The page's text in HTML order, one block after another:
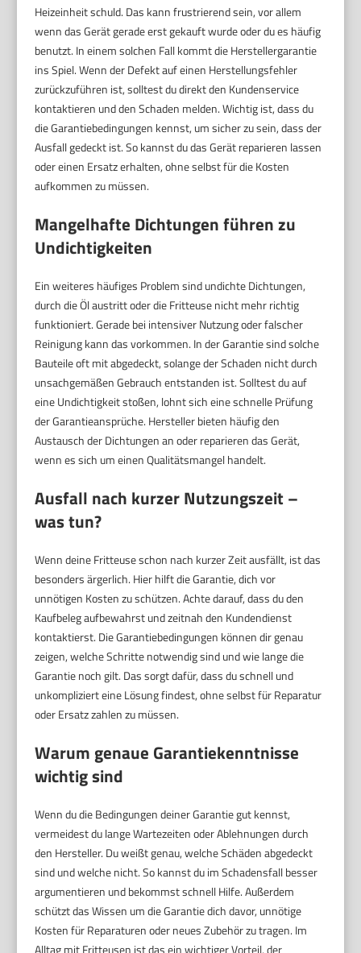
Heizeinheit schuld. Das kann frustrierend sein, vor allem
wenn das Gerät gerade erst gekauft wurde oder du es häufig
benutzt. In einem solchen Fall kommt die Herstellergarantie
ins Spiel. Wenn der Defekt auf einen Herstellungsfehler
zurückzuführen ist, solltest du direkt den Kundenservice
kontaktieren und den Schaden melden. Wichtig ist, dass du
die Garantiebedingungen kennst, um sicher zu sein, dass der
Ausfall gedeckt ist. So kannst du das Gerät reparieren lassen
oder einen Ersatz erhalten, ohne selbst für die Kosten
aufkommen zu müssen.
Mangelhafte Dichtungen führen zu
Undichtigkeiten
Ein weiteres häufiges Problem sind undichte Dichtungen,
durch die Öl austritt oder die Fritteuse nicht mehr richtig
funktioniert. Gerade bei intensiver Nutzung oder falscher
Reinigung kann das vorkommen. In der Garantie sind solche
Bauteile oft mit abgedeckt, solange der Schaden nicht durch
unsachgemäßen Gebrauch entstanden ist. Solltest du auf
eine Undichtigkeit stoßen, lohnt sich eine schnelle Prüfung
der Garantieansprüche. Hersteller bieten häufig den
Austausch der Dichtungen an oder reparieren das Gerät,
wenn es sich um einen Qualitätsmangel handelt.
Ausfall nach kurzer Nutzungszeit –
was tun?
Wenn deine Fritteuse schon nach kurzer Zeit ausfällt, ist das
besonders ärgerlich. Hier hilft die Garantie, dich vor
unnötigen Kosten zu schützen. Achte darauf, dass du den
Kaufbeleg aufbewahrst und zeitnah den Kundendienst
kontaktierst. Die Garantiebedingungen können dir genau
zeigen, welche Schritte notwendig sind und wie lange die
Garantie noch gilt. Das sorgt dafür, dass du schnell und
unkompliziert eine Lösung findest, ohne selbst für Reparatur
oder Ersatz zahlen zu müssen.
Warum genaue Garantiekenntnisse
wichtig sind
Wenn du die Bedingungen deiner Garantie gut kennst,
vermeidest du lange Wartezeiten oder Ablehnungen durch
den Hersteller. Du weißt genau, welche Schäden abgedeckt
sind und welche nicht. So kannst du im Schadensfall besser
argumentieren und bekommst schnell Hilfe. Außerdem
schützt das Wissen um die Garantie dich davor, unnötige
Kosten für Reparaturen oder neues Zubehör zu tragen. Im
Alltag mit Fritteusen ist das ein wichtiger Vorteil, der